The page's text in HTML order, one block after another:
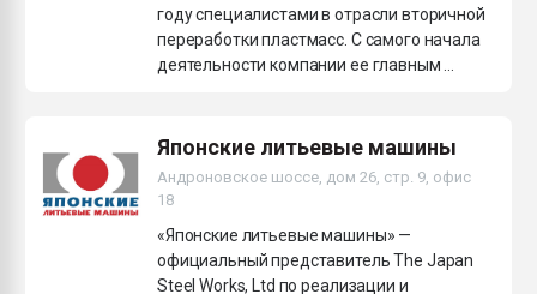
году специалистами в отрасли вторичной
переработки пластмасс. С самого начала
деятельности компании ее главным ...
Японские литьевые машины
Андроновское шоссе, дом 26, стр. 9, офис
18
«Японские литьевые машины» —
официальный представитель The Japan
Steel Works, Ltd по реализации и